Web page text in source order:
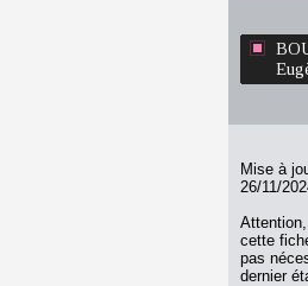
Mise à
26/11/
cette
pas
dernier